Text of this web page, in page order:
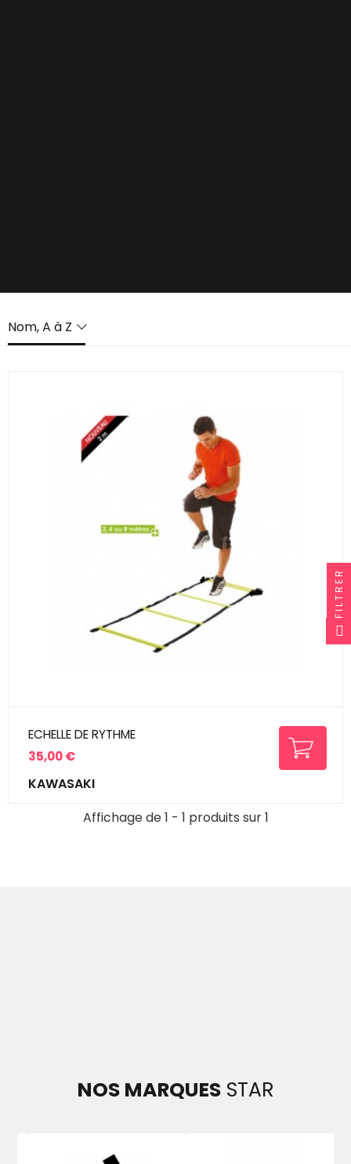
Nom, A à Z
ECHELLE DE RYTHME
Prix
35,00 €
KAWASAKI
Affichage de 1 - 1 produits sur 1
NOS MARQUES STAR
FILTRER